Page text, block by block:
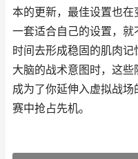
本的更新，最佳设置也
一套适合自己的设置，
时间去形成稳固的肌肉
大脑的战术意图时，这
成为了你延伸入虚拟战
赛中抢占先机。